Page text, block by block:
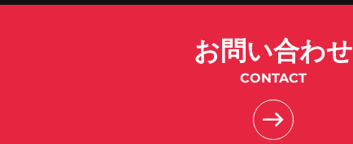
お問い合わせ
CONTACT